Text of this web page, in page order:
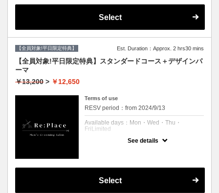
Expiration Date：
【平日限定】
カット、シャンプー、シェービング、ナチュ
ラルパーマ、ブロー、
眉毛メンテナンス
Select
【全員対象!平日限定特典】 Est. Duration：Approx. 2 hrs30 mins
【全員対象!平日限定特典】スタンダードコース＋デザインパ
ーマ
￥13,200 > ￥12,650
Terms of use
RESV period：from 2024/9/13
Available days：Mon・Wed・Thu・
FriLimited
予約可能時刻：Mon 11:00 to 21:00
Expiration Date：
See details
Select